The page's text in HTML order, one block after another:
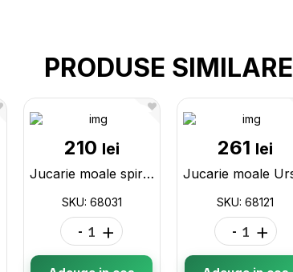
PRODUSE SIMILARE
210 lei
Jucarie moale spirala Hanna 68031
SKU: 68031
- +
261 lei
SKU: 68121
- +